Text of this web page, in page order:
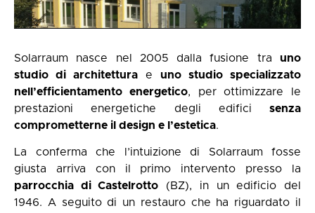
Solarraum nasce nel 2005 dalla fusione tra uno
studio di architettura e uno studio specializzato
nell’efficientamento energetico, per ottimizzare le
prestazioni energetiche degli edifici senza
comprometterne il design e l’estetica.
La conferma che l’intuizione di Solarraum fosse
giusta arriva con il primo intervento presso la
parrocchia di Castelrotto (BZ), in un edificio del
1946. A seguito di un restauro che ha riguardato il